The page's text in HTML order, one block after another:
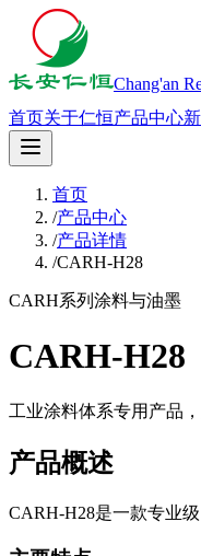
Chang'an
首页关于仁恒产品中心
首页
/产品中心
/产品详情
/CARH-H28
CARH系列 涂料与油墨
CARH-H28
工业涂料体系专用产品
产品概述
CARH-H28是一款专业级